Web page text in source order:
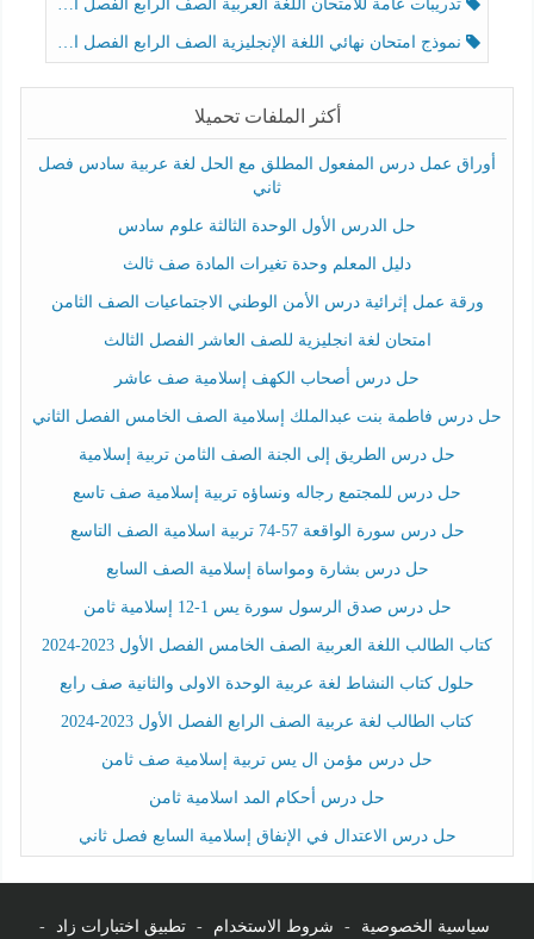
تدريبات عامة للامتحان اللغة العربية الصف الرابع الفصل الثالث
نموذج امتحان نهائي اللغة الإنجليزية الصف الرابع الفصل الثالث
أكثر الملفات تحميلا
أوراق عمل درس المفعول المطلق مع الحل لغة عربية سادس فصل
ثاني
حل الدرس الأول الوحدة الثالثة علوم سادس
دليل المعلم وحدة تغيرات المادة صف ثالث
ورقة عمل إثرائية درس الأمن الوطني الاجتماعيات الصف الثامن
امتحان لغة انجليزية للصف العاشر الفصل الثالث
حل درس أصحاب الكهف إسلامية صف عاشر
حل درس فاطمة بنت عبدالملك إسلامية الصف الخامس الفصل الثاني
حل درس الطريق إلى الجنة الصف الثامن تربية إسلامية
حل درس للمجتمع رجاله ونساؤه تربية إسلامية صف تاسع
حل درس سورة الواقعة 57-74 تربية اسلامية الصف التاسع
حل درس بشارة ومواساة إسلامية الصف السابع
حل درس صدق الرسول سورة يس 1-12 إسلامية ثامن
كتاب الطالب اللغة العربية الصف الخامس الفصل الأول 2023-2024
حلول كتاب النشاط لغة عربية الوحدة الاولى والثانية صف رابع
كتاب الطالب لغة عربية الصف الرابع الفصل الأول 2023-2024
حل درس مؤمن ال يس تربية إسلامية صف ثامن
حل درس أحكام المد اسلامية ثامن
حل درس الاعتدال في الإنفاق إسلامية السابع فصل ثاني
سياسية الخصوصية - شروط الاستخدام - تطبيق اختبارات زاد -